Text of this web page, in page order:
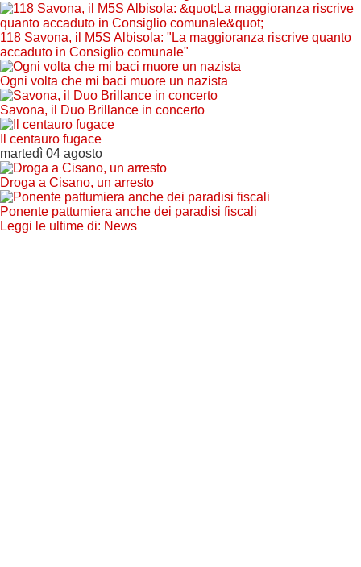
118 Savona, il M5S Albisola: "La maggioranza riscrive quanto
accaduto in Consiglio comunale"
Ogni volta che mi baci muore un nazista
Savona, il Duo Brillance in concerto
Il centauro fugace
martedì 04 agosto
Droga a Cisano, un arresto
Ponente pattumiera anche dei paradisi fiscali
Leggi le ultime di: News